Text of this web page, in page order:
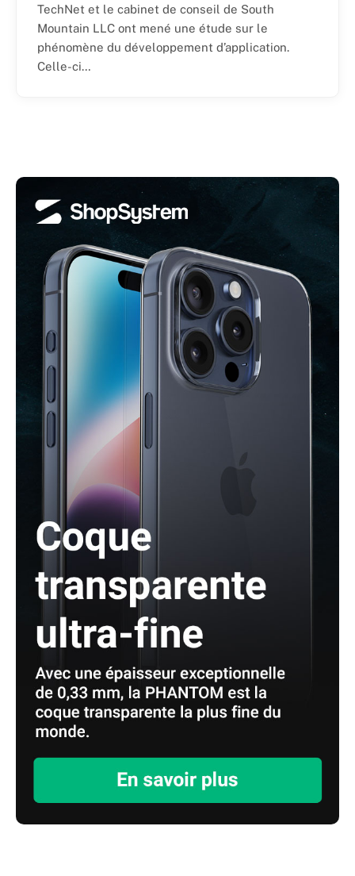
TechNet et le cabinet de conseil de South
Mountain LLC ont mené une étude sur le
phénomène du développement d’application.
Celle-ci…